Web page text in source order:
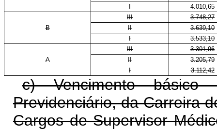
I
4.010,65
B
III
3.748,27
II
3.639,10
I
3.533,10
A
III
3.301,96
II
3.205,79
I
3.112,42
c) Vencimento
Previdenciário, da Carreira
Cargos de Supervisor